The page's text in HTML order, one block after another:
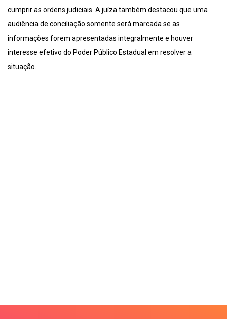
cumprir as ordens judiciais. A juíza também destacou que uma
audiência de conciliação somente será marcada se as
informações forem apresentadas integralmente e houver
interesse efetivo do Poder Público Estadual em resolver a
situação.